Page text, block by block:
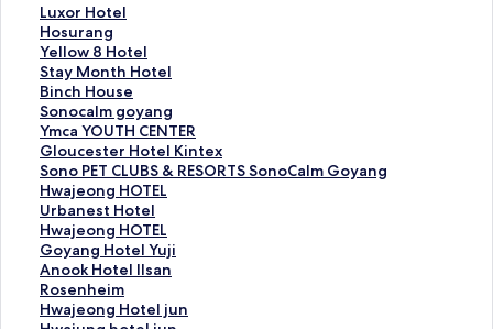
Luxor Hotel
L
u
x
o
r
H
o
t
e
l
페
이
지
를
여
는
Hosurang
H
o
s
u
r
a
n
g
페
이
지
를
여
는
링
Yellow 8 Hotel
Y
e
l
l
o
w
8
H
o
t
e
l
페
이
Stay Month Hotel
S
t
a
y
M
o
n
t
h
H
o
t
e
Binch House
B
i
n
c
h
H
o
u
s
e
페
이
Sonocalm goyang
S
o
n
o
c
a
l
m
g
o
y
Ymca YOUTH CENTER
Y
m
c
a
Y
O
U
T
H
C
Gloucester Hotel Kintex
G
l
o
u
c
e
s
t
e
Sono PET CLUBS & RESORTS SonoCalm Goyang
S
o
n
o
P
E
T
C
Hwajeong HOTEL
H
w
a
j
e
o
n
Urbanest Hotel
U
r
b
a
n
e
Hwajeong HOTEL
H
w
a
j
e
Goyang Hotel Yuji
G
o
y
a
Anook Hotel Ilsan
A
n
o
Rosenheim
R
o
Hwajeong Hotel jun
H